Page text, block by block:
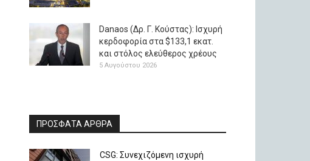
Danaos (Δρ. Γ. Κούστας): Ισχυρή
κερδοφορία στα $133,1 εκατ.
και στόλος ελεύθερος χρέους
5 Αυγούστου 2026
ΠΡΟΣΦΑΤΑ ΑΡΘΡΑ
CSG: Συνεχιζόμενη ισχυρή